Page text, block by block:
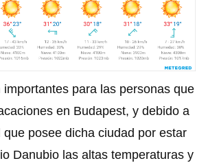
importantes para las personas que
en Budapest, y debido a
que posee dicha ciudad por estar
Danubio las altas temperaturas y